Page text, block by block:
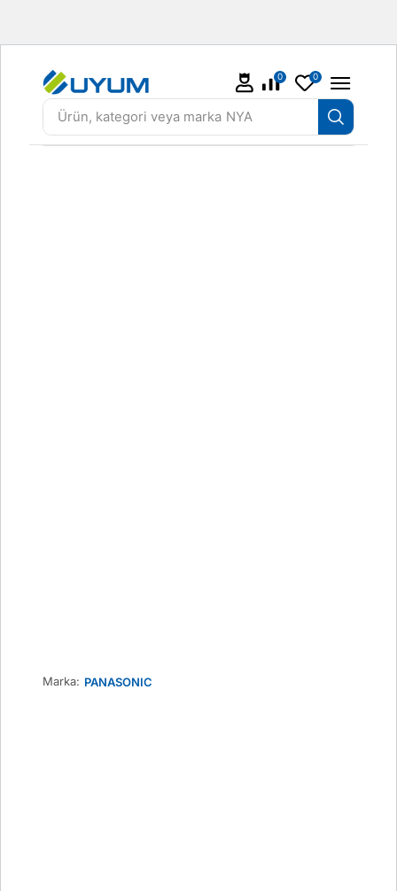
Ürün, kategori veya marka NYA
0 0
Marka: PANASONIC